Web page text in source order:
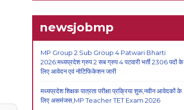
newsjobmp
MP Group 2 Sub Group 4 Patwari Bharti
2026:मध्यप्रदेश ग्रुप 2 सब ग्रुप 4 पटवारी भर्ती 2306 पदों के
लिए आवेदन एवं नोटिफिकेशन जारी
मध्यप्रदेश शिक्षक पात्रता परीक्षा प्रक्रिया शुरू,नवीन आवेदकों के
लिए असमंजस,MP Teacher TET Exam 2026